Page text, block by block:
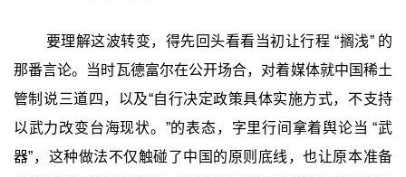
要理解这波转变，得先回头看看当初让行程 “搁浅” 的
那番言论。当时瓦德富尔在公开场合，对着媒体就中国稀土
管制说三道四，以及“自行决定政策具体实施方式，不支持
以武力改变台海现状。”的表态，字里行间拿着舆论当 “武
器”，这种做法不仅触碰了中国的原则底线，也让原本准备